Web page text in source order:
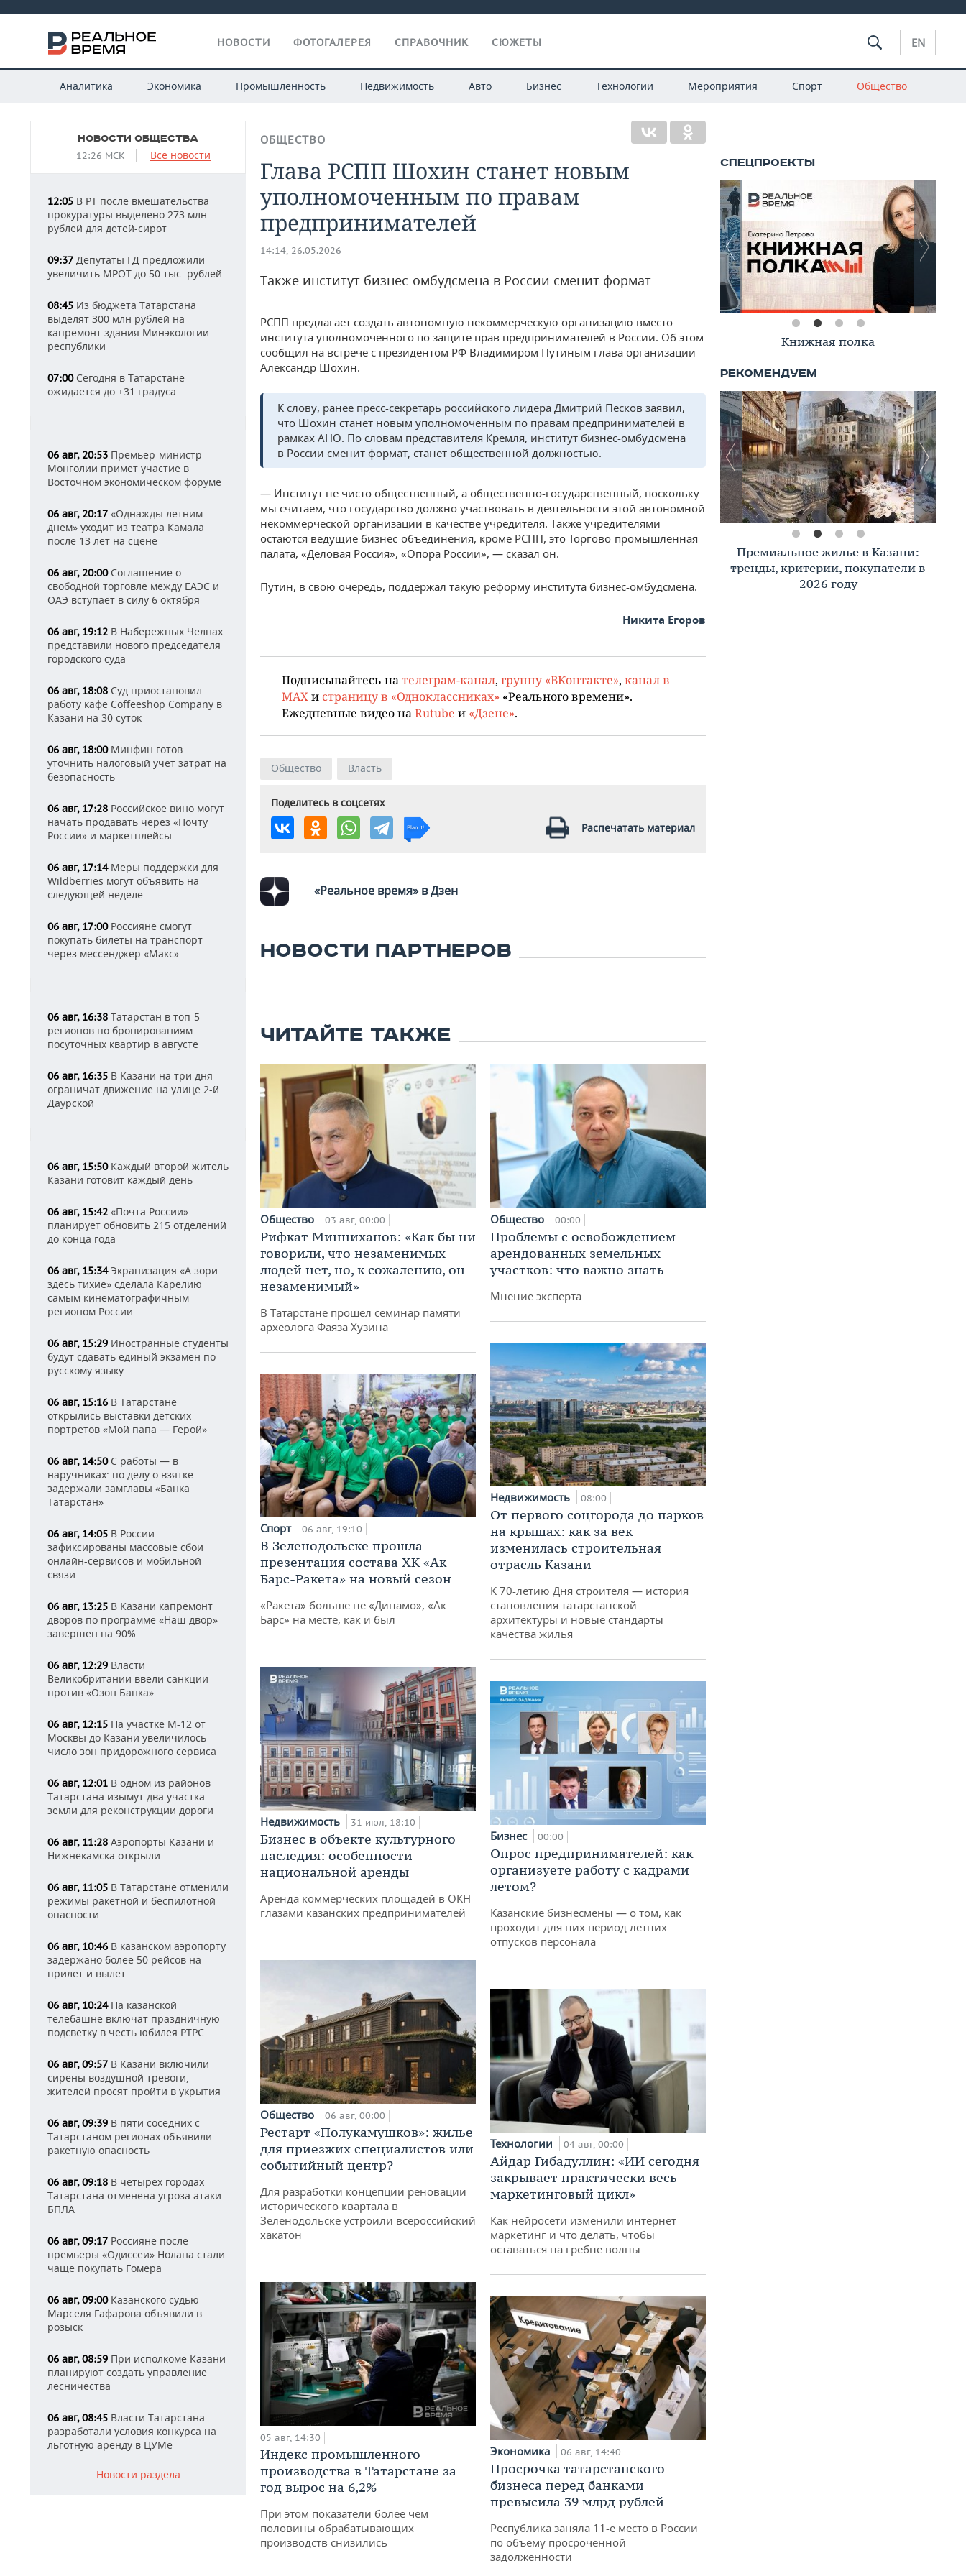
НОВОСТИ ФОТОГАЛЕРЕЯ СПРАВОЧНИК СЮЖЕТЫ EN
Аналитика Экономика Промышленность Недвижимость Авто Бизнес Технологии Мероприятия Спорт Общество
НОВОСТИ ОБЩЕСТВА
12:26 МСК Все новости
12:05 В РТ после вмешательства
прокуратуры выделено 273 млн
рублей для детей-сирот
09:37 Депутаты ГД предложили
увеличить МРОТ до 50 тыс. рублей
08:45 Из бюджета Татарстана
выделят 300 млн рублей на
капремонт здания Минэкологии
республики
07:00Сегодня в Татарстане
ожидается до +31 градуса
06 авг, 20:53 Премьер-министр
Монголии примет участие в
Восточном экономическом форуме
06 авг, 20:17 «Однажды летним
днем» уходит из театра Камала
после 13 лет на сцене
06 авг, 20:00Соглашение о
свободной торговле между ЕАЭС и
ОАЭ вступает в силу 6 октября
06 авг, 19:12 В Набережных Челнах
представили нового председателя
городского суда
06 авг, 18:08 Суд приостановил
работу кафе Coffeeshop Company в
Казани на 30 суток
06 авг, 18:00Минфин готов
уточнить налоговый учет затрат на
безопасность
06 авг, 17:28 Российское вино могут
начать продавать через «Почту
России» и маркетплейсы
06 авг, 17:14Меры поддержки для
Wildberries могут объявить на
следующей неделе
06 авг, 17:00Россияне смогут
покупать билеты на транспорт
через мессенджер «Макс»
06 авг, 16:38 Татарстан в топ-5
регионов по бронированиям
посуточных квартир в августе
06 авг, 16:35 В Казани на три дня
ограничат движение на улице 2-й
Даурской
06 авг, 15:50Каждый второй житель
Казани готовит каждый день
06 авг, 15:42 «Почта России»
планирует обновить 215 отделений
до конца года
06 авг, 15:34Экранизация «А зори
здесь тихие» сделала Карелию
самым кинематографичным
регионом России
06 авг, 15:29 Иностранные студенты
будут сдавать единый экзамен по
русскому языку
06 авг, 15:16 В Татарстане
открылись выставки детских
портретов «Мой папа — Герой»
06 авг, 14:50С работы — в
наручниках: по делу о взятке
задержали замглавы «Банка
Татарстан»
06 авг, 14:05 В России
зафиксированы массовые сбои
онлайн-сервисов и мобильной
связи
06 авг, 13:25 В Казани капремонт
дворов по программе «Наш двор»
завершен на 90%
06 авг, 12:29 Власти
Великобритании ввели санкции
против «Озон Банка»
06 авг, 12:15 На участке М-12 от
Москвы до Казани увеличилось
число зон придорожного сервиса
06 авг, 12:01 В одном из районов
Татарстана изымут два участка
земли для реконструкции дороги
06 авг, 11:28 Аэропорты Казани и
Нижнекамска открыли
06 авг, 11:05 В Татарстане отменили
режимы ракетной и беспилотной
опасности
06 авг, 10:46 В казанском аэропорту
задержано более 50 рейсов на
прилет и вылет
06 авг, 10:24На казанской
телебашне включат праздничную
подсветку в честь юбилея РТРС
06 авг, 09:57 В Казани включили
сирены воздушной тревоги,
жителей просят пройти в укрытия
06 авг, 09:39 В пяти соседних с
Татарстаном регионах объявили
ракетную опасность
06 авг, 09:18 В четырех городах
Татарстана отменена угроза атаки
БПЛА
06 авг, 09:17 Россияне после
премьеры «Одиссеи» Нолана стали
чаще покупать Гомера
06 авг, 09:00Казанского судью
Марселя Гафарова объявили в
розыск
06 авг, 08:59 При исполкоме Казани
планируют создать управление
лесничества
06 авг, 08:45 Власти Татарстана
разработали условия конкурса на
льготную аренду в ЦУМе
Новости раздела
ОБЩЕСТВО
Глава РСПП Шохин станет новым
уполномоченным по правам
предпринимателей
14:14, 26.05.2026
Также институт бизнес-омбудсмена в России сменит формат
РСПП предлагает создать автономную некоммерческую организацию вместо
института уполномоченного по защите прав предпринимателей в России. Об этом
сообщил на встрече с президентом РФ Владимиром Путиным глава организации
Александр Шохин.
К слову, ранее пресс-секретарь российского лидера Дмитрий Песков заявил,
что Шохин станет новым уполномоченным по правам предпринимателей в
рамках АНО. По словам представителя Кремля, институт бизнес-омбудсмена
в России сменит формат, станет общественной должностью.
— Институт не чисто общественный, а общественно-государственный, поскольку
мы считаем, что государство должно участвовать в деятельности этой автономной
некоммерческой организации в качестве учредителя. Также учредителями
остаются ведущие бизнес-объединения, кроме РСПП, это Торгово-промышленная
палата, «Деловая Россия», «Опора России», — сказал он.
Путин, в свою очередь, поддержал такую реформу института бизнес-омбудсмена.
Никита Егоров
Подписывайтесь на телеграм-канал, группу «ВКонтакте», канал в
MAX и страницу в «Одноклассниках» «Реального времени».
Ежедневные видео на Rutube и «Дзене».
Общество Власть
Поделитесь в соцсетях
Распечатать материал
«Реальное время» в Дзен
НОВОСТИ ПАРТНЕРОВ
ЧИТАЙТЕ ТАКЖЕ
Общество 03 авг, 00:00
Рифкат Минниханов: «Как бы ни
говорили, что незаменимых
людей нет, но, к сожалению, он
незаменимый»
В Татарстане прошел семинар памяти
археолога Фаяза Хузина
Спорт 06 авг, 19:10
В Зеленодольске прошла
презентация состава ХК «Ак
Барс-Ракета» на новый сезон
«Ракета» больше не «Динамо», «Ак
Барс» на месте, как и был
Недвижимость 31 июл, 18:10
Бизнес в объекте культурного
наследия: особенности
национальной аренды
Аренда коммерческих площадей в ОКН
глазами казанских предпринимателей
Общество 06 авг, 00:00
Рестарт «Полукамушков»: жилье
для приезжих специалистов или
событийный центр?
Для разработки концепции реновации
исторического квартала в
Зеленодольске устроили всероссийский
хакатон
05 авг, 14:30
Индекс промышленного
производства в Татарстане за
год вырос на 6,2%
При этом показатели более чем
половины обрабатывающих
производств снизились
Общество 00:00
Проблемы с освобождением
арендованных земельных
участков: что важно знать
Мнение эксперта
Недвижимость 08:00
От первого соцгорода до парков
на крышах: как за век
изменилась строительная
отрасль Казани
К 70-летию Дня строителя — история
становления татарстанской
архитектуры и новые стандарты
качества жилья
Бизнес 00:00
Опрос предпринимателей: как
организуете работу с кадрами
летом?
Казанские бизнесмены — о том, как
проходит для них период летних
отпусков персонала
Технологии 04 авг, 00:00
Айдар Гибадуллин: «ИИ сегодня
закрывает практически весь
маркетинговый цикл»
Как нейросети изменили интернет-
маркетинг и что делать, чтобы
оставаться на гребне волны
Экономика 06 авг, 14:40
Просрочка татарстанского
бизнеса перед банками
превысила 39 млрд рублей
Республика заняла 11-е место в России
по объему просроченной
задолженности
Книжная полка
Премиальное жилье в Казани:
тренды, критерии, покупатели в
2026 году